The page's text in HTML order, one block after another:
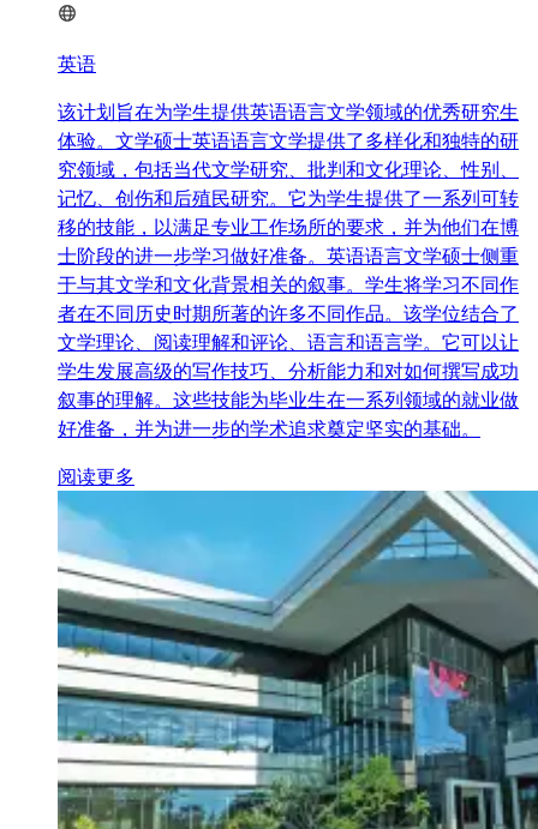
英语
该计划旨在为学生提供英语语言文学领域的优秀研究生
体验。文学硕士英语语言文学提供了多样化和独特的研
究领域，包括当代文学研究、批判和文化理论、性别、
记忆、创伤和后殖民研究。它为学生提供了一系列可转
移的技能，以满足专业工作场所的要求，并为他们在博
士阶段的进一步学习做好准备。英语语言文学硕士侧重
于与其文学和文化背景相关的叙事。学生将学习不同作
者在不同历史时期所著的许多不同作品。该学位结合了
文学理论、阅读理解和评论、语言和语言学。它可以让
学生发展高级的写作技巧、分析能力和对如何撰写成功
叙事的理解。这些技能为毕业生在一系列领域的就业做
好准备，并为进一步的学术追求奠定坚实的基础。
阅读更多